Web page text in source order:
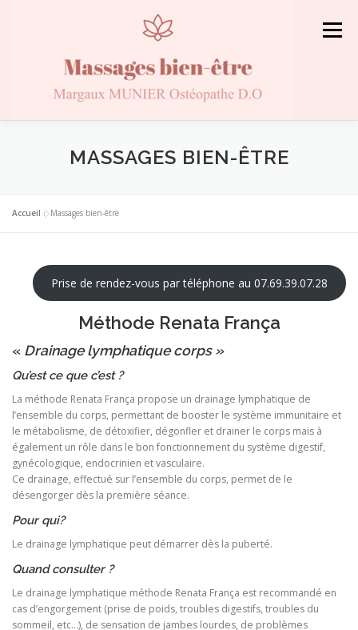
Menu
ACCUEIL L’OSTÉOPATHIE
MASSAGES BIEN-ÊTRE
MASSAGES BIEN-ÊTRE
Accueil »Massages bien-être
Prise de rendez-vous par téléphone au 07.69.39.07.28
Méthode Renata França
« Drainage lymphatique corps »
Qu’est ce que c’est ?
La méthode Renata França propose un drainage lymphatique de
l’ensemble du corps, permettant de booster le système immunitaire et
le métabolisme, de détoxifier, dégonfler et drainer le corps mais à
également un rôle dans le bon fonctionnement du système digestif,
gynécologique, endocrinien et vasculaire.
Ce drainage, effectué sur l’ensemble du corps, permet de le
désengorger dès la première séance.
Pour qui?
Le drainage lymphatique peut démarrer dès la puberté.
Quand consulter ?
Le drainage lymphatique méthode Renata França est recommandé en
cas d’engorgement (prise de poids, troubles digestifs, troubles du
sommeil, etc…), de sensation de jambes lourdes, de problèmes